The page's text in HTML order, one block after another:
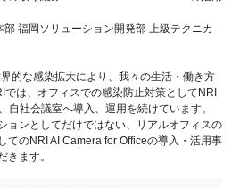
福岡ソリューション開発部 上級テクニカ
的な感染拡大により、我々の生活・働き方
では、オフィスでの感染防止対策としてNRI
自社会議室へ導入、運用を続けています。
ョンとしてだけではない、リアルオフィスの
てのNRI AI Camera for Officeの導入・活用事
きます。